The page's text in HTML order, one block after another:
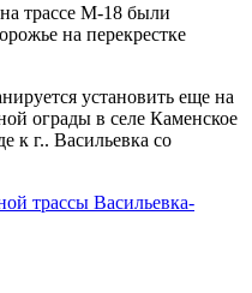
трассе М-18 были
на перекрестке
установить еще на
ограды в селе Каменское
к г.. Васильевка со
трассы Васильевка-